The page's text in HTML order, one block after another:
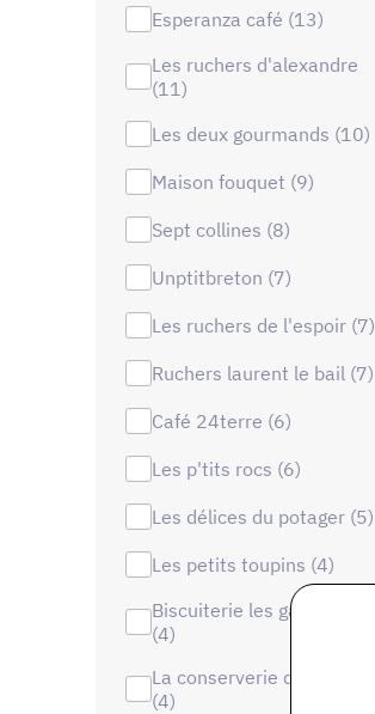
esperanza café (13)
les ruchers d'alexandre
(11)
les deux gourmands (10)
maison fouquet (9)
sept collines (8)
unptitbreton (7)
les ruchers de l'espoir (7)
ruchers laurent le bail (7)
café 24terre (6)
les p'tits rocs (6)
les délices du potager (5)
les petits toupins (4)
biscuiterie les gavroches
(4)
la conserverie de la forêt
(4)